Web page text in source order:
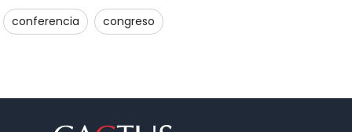
conferencia congreso